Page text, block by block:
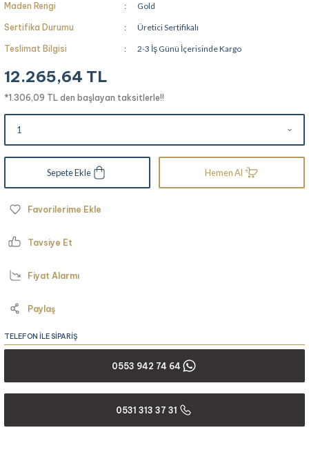
Maden Rengi Gold
Sertifika Durumu Üretici Sertifikalı
Teslimat Bilgisi 2-3 İş Günü İçerisinde Kargo
12.265,64 TL
*1.306,09 TL den başlayan taksitlerle!!
Sepete Ekle Hemen Al
Tavsiye Et
Fiyat Alarmı
Paylaş
TELEFON İLE SİPARİŞ
0553 942 74 64
0531 313 37 31